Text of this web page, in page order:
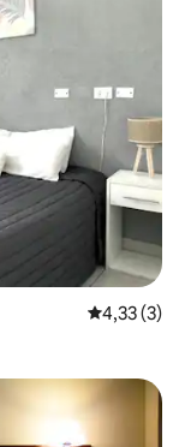
4,33 de
4,33 (3)